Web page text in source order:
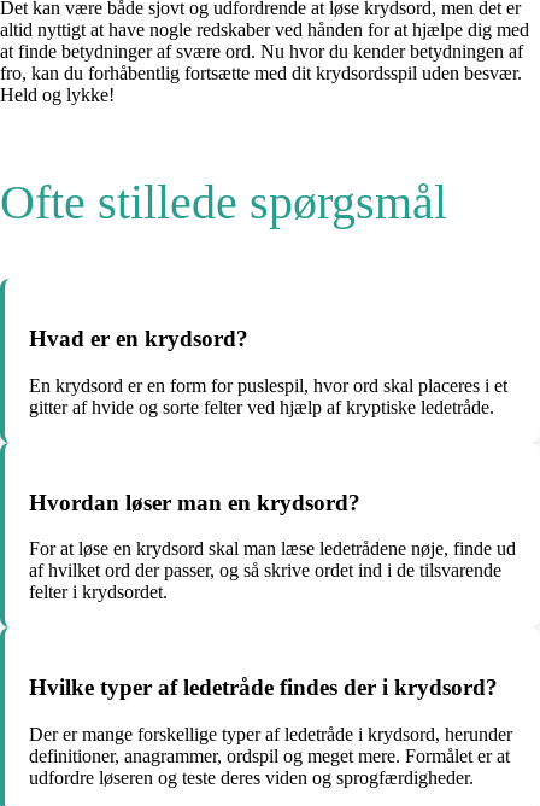
Det kan være både sjovt og udfordrende at løse krydsord, men det er
altid nyttigt at have nogle redskaber ved hånden for at hjælpe dig med
at finde betydninger af svære ord. Nu hvor du kender betydningen af ​​
fro, kan du forhåbentlig fortsætte med dit krydsordsspil uden besvær.
Held og lykke!
Ofte stillede spørgsmål
Hvad er en krydsord?
En krydsord er en form for puslespil, hvor ord skal placeres i et
gitter af hvide og sorte felter ved hjælp af kryptiske ledetråde.
Hvordan løser man en krydsord?
For at løse en krydsord skal man læse ledetrådene nøje, finde ud
af hvilket ord der passer, og så skrive ordet ind i de tilsvarende
felter i krydsordet.
Hvilke typer af ledetråde findes der i krydsord?
Der er mange forskellige typer af ledetråde i krydsord, herunder
definitioner, anagrammer, ordspil og meget mere. Formålet er at
udfordre løseren og teste deres viden og sprogfærdigheder.